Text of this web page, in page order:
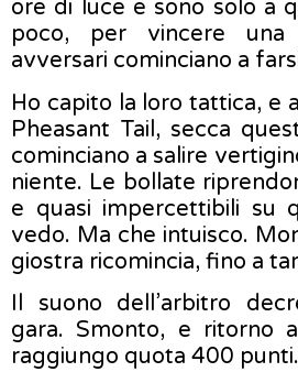
ore di luce e sono solo a
poco, per vincere
avversari cominciano a
Ho capito la loro tattica, e
Pheasant Tail, secca
cominciano a salire
niente. Le bollate
e quasi impercettibili su
vedo. Ma che intuisco.
giostra ricomincia, fino a
Il suono dell’arbitro
gara. Smonto, e ritorno
raggiungo quota 400